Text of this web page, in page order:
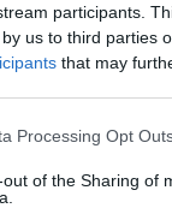
participants.
us to third parties
that may
Processing Opt
of the Sharing of